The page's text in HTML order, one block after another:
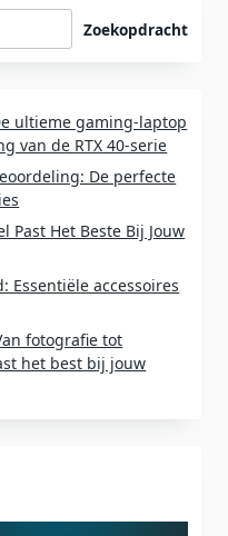
Zoekopdracht
ultieme gaming-laptop
van de RTX 40-serie
De perfecte
Past Het Beste Bij Jouw
Essentiële accessoires
fotografie tot
het best bij jouw